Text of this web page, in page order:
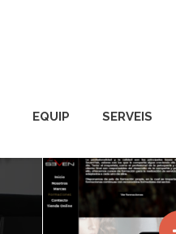
EQUIP SERVEIS